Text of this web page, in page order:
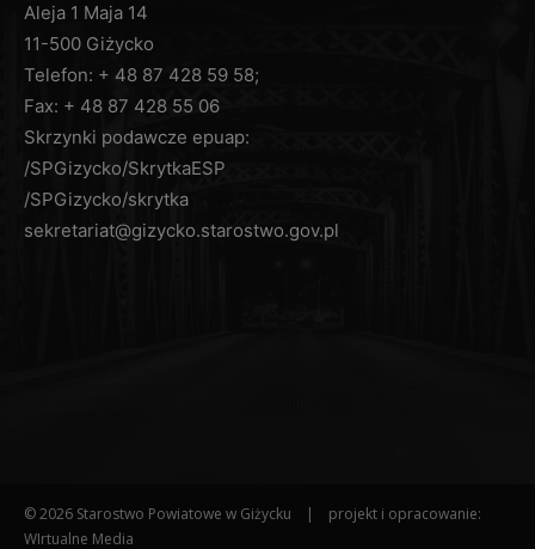
Aleja 1 Maja 14
11-500 Giżycko
Telefon: + 48 87 428 59 58;
Fax: + 48 87 428 55 06
Skrzynki podawcze epuap:
/SPGizycko/SkrytkaESP
/SPGizycko/skrytka
sekretariat@gizycko.starostwo.gov.pl
© 2026 Starostwo Powiatowe w Giżycku | projekt i opracowanie:
WIrtualne Media
skargi do organu nadzorczego
Prezes Urzędu Ochrony Danych Osobowych, ul.
Stawki 2, 00-193 Warszawa.
Podanie przez Panią/Pana danych osobowych
jest obowiązkowe, w sytuacji, gdy przesłankę
przetwarzania danych osobowych stanowi
przepis prawa lub zawarta między stronami
umowa.
Więcej informacji dotyczących ochrony danych
osobowych można uzyskać pod adresem: